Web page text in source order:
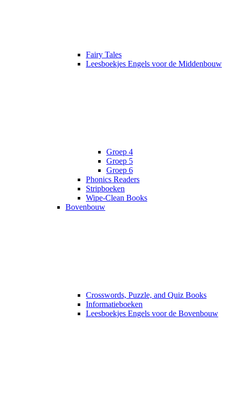
Fairy Tales
Leesboekjes Engels voor de Middenbouw
Groep 4
Groep 5
Groep 6
Phonics Readers
Stripboeken
Wipe-Clean Books
Bovenbouw
Crosswords, Puzzle, and Quiz Books
Informatieboeken
Leesboekjes Engels voor de Bovenbouw